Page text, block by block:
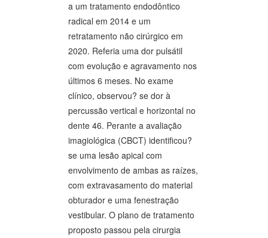
a um tratamento endodôntico
radical em 2014 e um
retratamento não cirúrgico em
2020. Referia uma dor pulsátil
com evolução e agravamento nos
últimos 6 meses. No exame
clínico, observou? se dor à
percussão vertical e horizontal no
dente 46. Perante a avaliação
imagiológica (CBCT) identificou?
se uma lesão apical com
envolvimento de ambas as raízes,
com extravasamento do material
obturador e uma fenestração
vestibular. O plano de tratamento
proposto passou pela cirurgia